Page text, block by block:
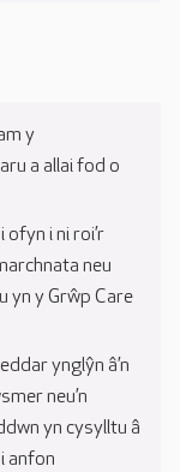
y
a allai fod o
i ni roi’r
neu
yn y Grŵp Care
ynglŷn â’n
neu’n
yn cysylltu â
anfon